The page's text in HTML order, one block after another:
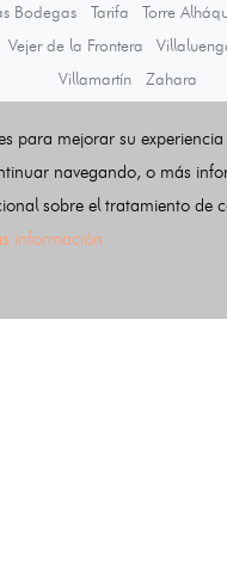
Bodegas
Tarifa Torre
Vejer de la Frontera
Villamartín
Zahara
para mejorar su
navegando, o más
sobre el tratamiento de
información